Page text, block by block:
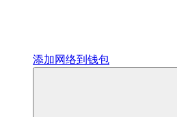
添加网络到钱包